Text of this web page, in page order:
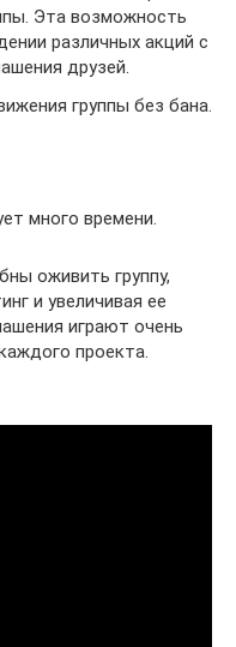
Эта возможность
различных акций с
друзей.
группы без бана.
много времени.
оживить группу,
и увеличивая ее
играют очень
проекта.